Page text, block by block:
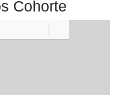
Cohorte